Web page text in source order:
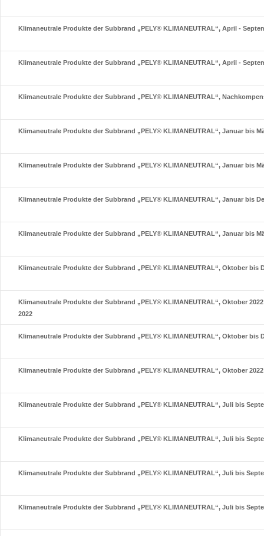
Klimaneutrale Produkte der Subbrand „PELY® KLIMANEUTRAL“, April -
Klimaneutrale Produkte der Subbrand „PELY® KLIMANEUTRAL“, April -
Klimaneutrale Produkte der Subbrand „PELY® KLIMANEUTRAL“,
Klimaneutrale Produkte der Subbrand „PELY® KLIMANEUTRAL“, Januar bis
Klimaneutrale Produkte der Subbrand „PELY® KLIMANEUTRAL“, Januar bis
Klimaneutrale Produkte der Subbrand „PELY® KLIMANEUTRAL“, Januar bis
Klimaneutrale Produkte der Subbrand „PELY® KLIMANEUTRAL“, Januar bis
Klimaneutrale Produkte der Subbrand „PELY® KLIMANEUTRAL“, Oktober bis
Klimaneutrale Produkte der Subbrand „PELY® KLIMANEUTRAL“, Oktober
2022
Klimaneutrale Produkte der Subbrand „PELY® KLIMANEUTRAL“, Oktober bis
Klimaneutrale Produkte der Subbrand „PELY® KLIMANEUTRAL“, Oktober
Klimaneutrale Produkte der Subbrand „PELY® KLIMANEUTRAL“, Juli bis
Klimaneutrale Produkte der Subbrand „PELY® KLIMANEUTRAL“, Juli bis
Klimaneutrale Produkte der Subbrand „PELY® KLIMANEUTRAL“, Juli bis
Klimaneutrale Produkte der Subbrand „PELY® KLIMANEUTRAL“, Juli bis